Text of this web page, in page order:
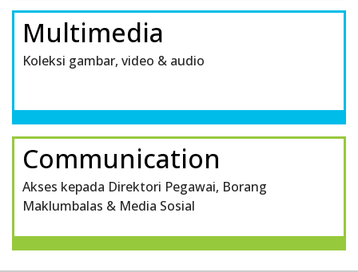
Multimedia
Koleksi gambar, video & audio
Communication
Akses kepada Direktori Pegawai, Borang
Maklumbalas & Media Sosial